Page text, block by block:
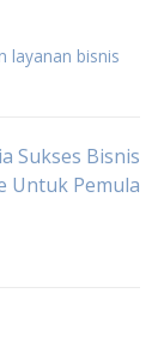
layanan bisnis
Sukses Bisnis
Untuk Pemula